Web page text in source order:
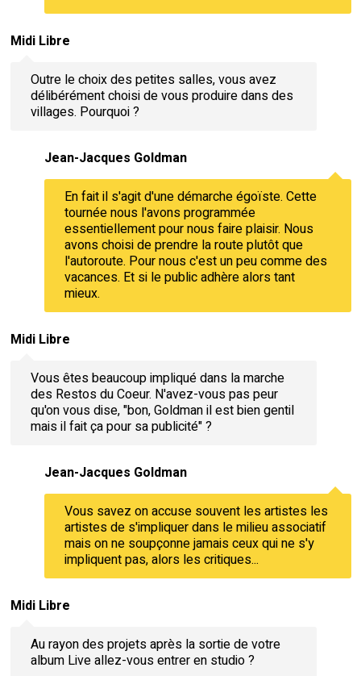
Midi Libre
Outre le choix des petites salles, vous avez
délibérément choisi de vous produire dans des
villages. Pourquoi ?
Jean-Jacques Goldman
En fait il s'agit d'une démarche égoïste. Cette
tournée nous l'avons programmée
essentiellement pour nous faire plaisir. Nous
avons choisi de prendre la route plutôt que
l'autoroute. Pour nous c'est un peu comme des
vacances. Et si le public adhère alors tant
mieux.
Midi Libre
Vous êtes beaucoup impliqué dans la marche
des Restos du Coeur. N'avez-vous pas peur
qu'on vous dise, "bon, Goldman il est bien gentil
mais il fait ça pour sa publicité" ?
Jean-Jacques Goldman
Vous savez on accuse souvent les artistes les
artistes de s'impliquer dans le milieu associatif
mais on ne soupçonne jamais ceux qui ne s'y
impliquent pas, alors les critiques...
Midi Libre
Au rayon des projets après la sortie de votre
album Live allez-vous entrer en studio ?